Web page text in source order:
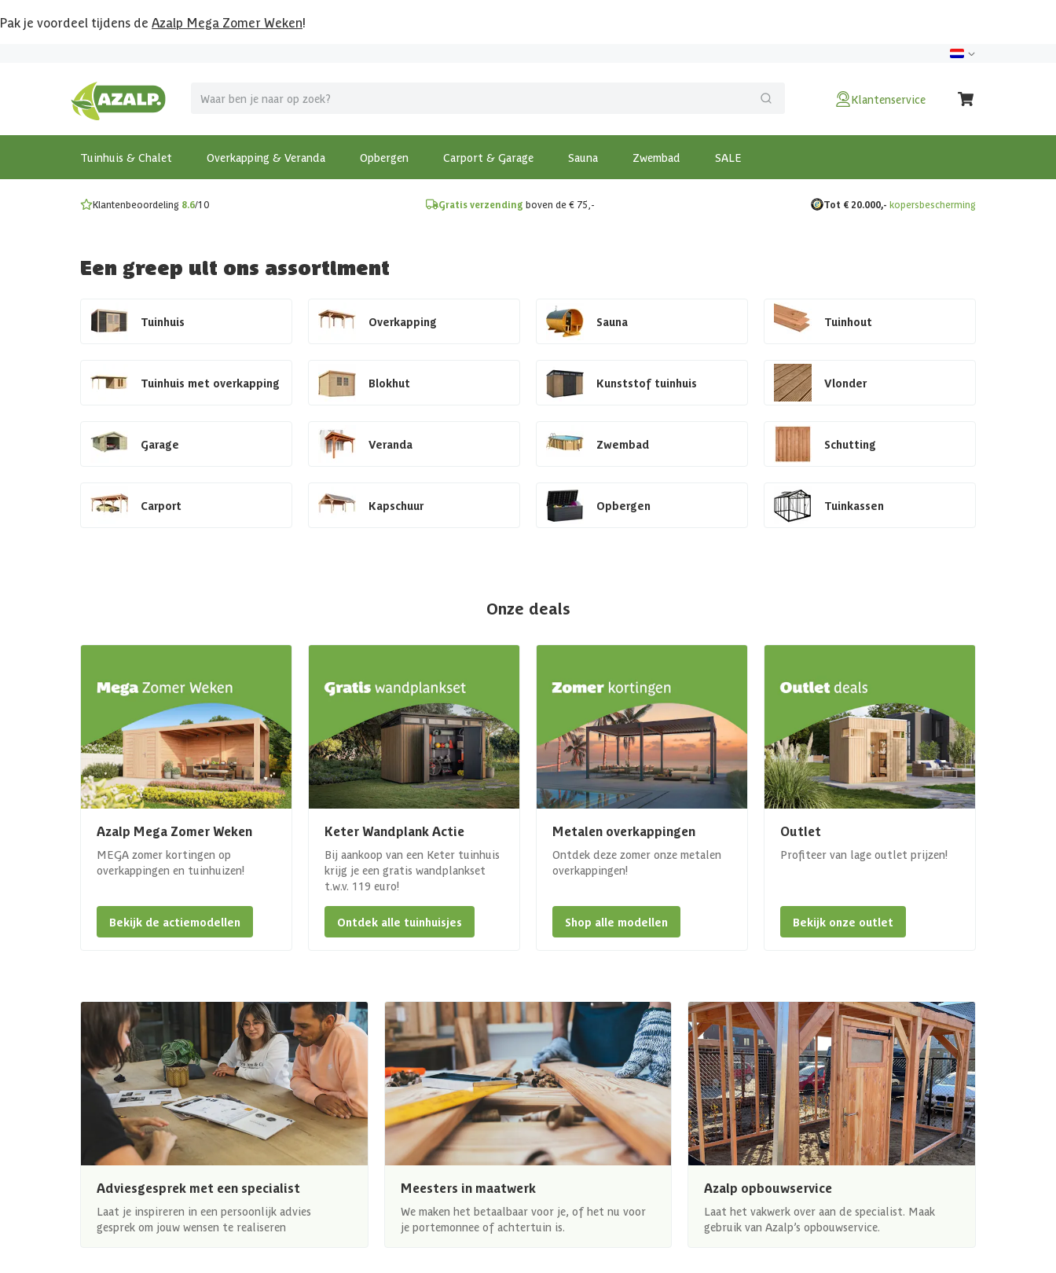
Pak je voordeel tijdens de Azalp Mega Zomer Weken!
Klantenservice
Tuinhuis & Chalet Overkapping & Veranda Opbergen Carport & Garage Sauna Zwembad SALE
MEGA zomer kortingen op overkappingen en tuinhuizen!
Bekijk de actiemodellen
Gratis wandplankset
Ontdek onze metalen overkappingen
Klantenbeoordeling 8.6/10 Gratis verzending boven de € 75,- Tot € 20.000,- kopersbescherming
Een greep uit ons assortiment
Tuinhuis Overkapping Sauna Tuinhout
Tuinhuis met overkapping Blokhut Kunststof tuinhuis Vlonder
Garage Veranda Zwembad Schutting
Carport Kapschuur Opbergen Tuinkassen
Onze deals
Azalp Mega Zomer Weken
MEGA zomer kortingen op
overkappingen en tuinhuizen!
Bekijk de actiemodellen
Keter Wandplank Actie
Bij aankoop van een Keter tuinhuis
krijg je een gratis wandplankset
t.w.v. 119 euro!
Ontdek alle tuinhuisjes
Metalen overkappingen
Ontdek deze zomer onze metalen
overkappingen!
Shop alle modellen
Outlet
Profiteer van lage outlet prijzen!
Bekijk onze outlet
Adviesgesprek met een specialist
Laat je inspireren in een persoonlijk advies
gesprek om jouw wensen te realiseren
Meesters in maatwerk
We maken het betaalbaar voor je, of het nu voor
je portemonnee of achtertuin is.
Azalp opbouwservice
Laat het vakwerk over aan de specialist. Maak
gebruik van Azalp’s opbouwservice.